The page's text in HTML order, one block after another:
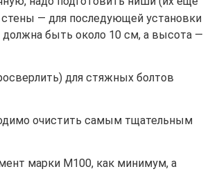
— для последующей установки
быть около 10 см, а высота —
для стяжных болтов
очистить самым тщательным
марки М100, как минимум, а